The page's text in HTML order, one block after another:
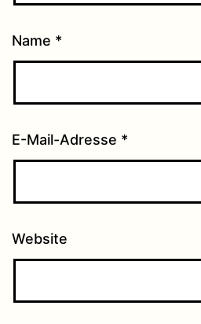
Name *
E-Mail-Adresse *
Website